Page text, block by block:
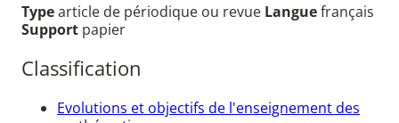
Typearticle de périodique ou revue Languefrançais
Support papier
Classification
Evolutions et objectifs de l'enseignement des